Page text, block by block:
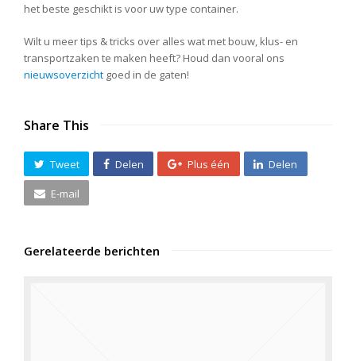
het beste geschikt is voor uw type container.
Wilt u meer tips & tricks over alles wat met bouw, klus- en
transportzaken te maken heeft? Houd dan vooral ons
nieuwsoverzicht goed in de gaten!
Share This
Tweet Delen Plus één Delen
E-mail
Gerelateerde berichten